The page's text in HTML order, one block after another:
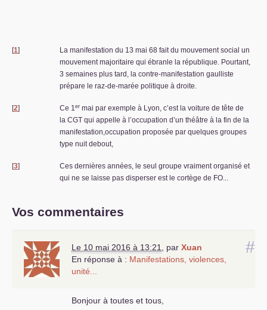
[1]
La manifestation du 13 mai 68 fait du mouvement social un
mouvement majoritaire qui ébranle la république. Pourtant,
3 semaines plus tard, la contre-manifestation gaulliste
prépare le raz-de-marée politique à droite.
[2] Ce 1er mai par exemple à Lyon, c’est la voiture de tête de
la CGT qui appelle à l’occupation d’un théâtre à la fin de la
manifestation,occupation proposée par quelques groupes
type nuit debout,
[3]
Ces dernières années, le seul groupe vraiment organisé et
qui ne se laisse pas disperser est le cortège de FO...
Vos commentaires
#
Le 10 mai 2016 à 13:21 par Xuan
En réponse à : Manifestations, violences,
unité...
Bonjour à toutes et tous,